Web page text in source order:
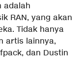
adalah
RAN, yang akan
Tidak hanya
artis lainnya,
dan Dustin